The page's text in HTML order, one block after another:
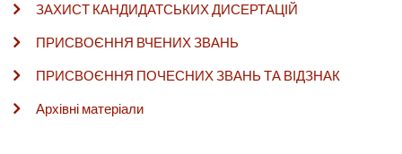
ЗАХИСТ КАНДИДАТСЬКИХ ДИСЕРТАЦІЙ
ПРИСВОЄННЯ ВЧЕНИХ ЗВАНЬ
ПРИСВОЄННЯ ПОЧЕСНИХ ЗВАНЬ ТА ВІДЗНАК
Архівні матеріали